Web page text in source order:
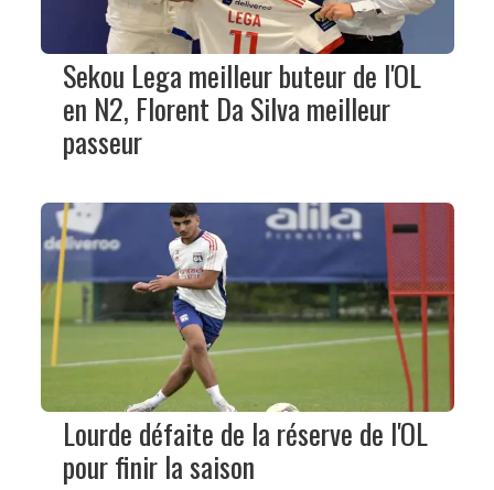
Sekou Lega meilleur buteur de l'OL
en N2, Florent Da Silva meilleur
passeur
Lourde défaite de la réserve de l'OL
pour finir la saison